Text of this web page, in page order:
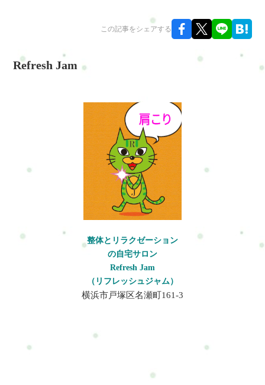
この記事をシェアする
Refresh Jam
整体とリラクゼーション
の自宅サロン
Refresh Jam
（リフレッシュジャム）
横浜市戸塚区名瀬町161-3